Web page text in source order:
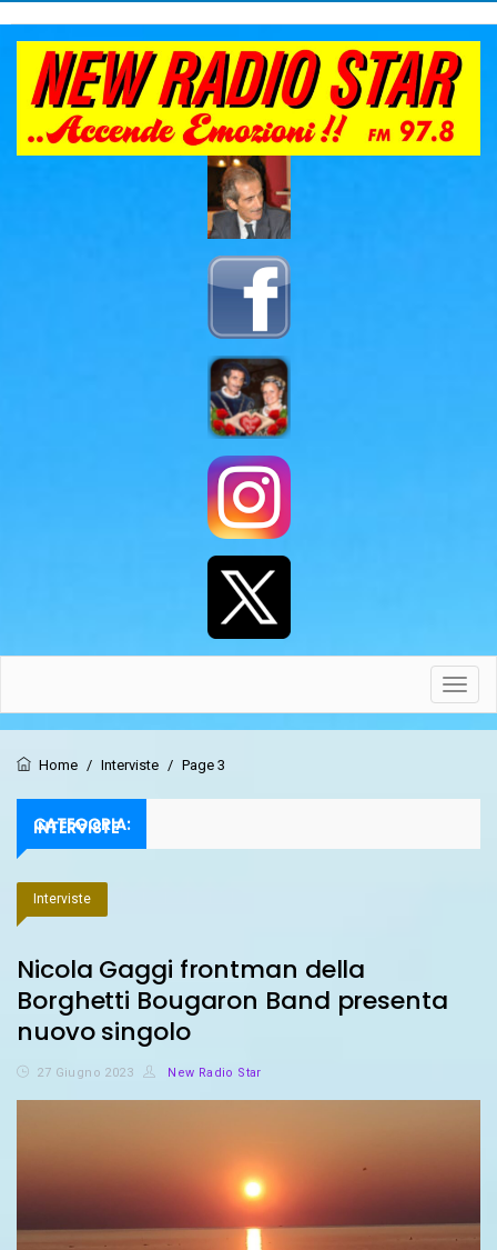
Home / Interviste / Page 3
CATEGORIA:
INTERVISTE
Interviste
Nicola Gaggi frontman della
Borghetti Bougaron Band presenta
nuovo singolo
27 Giugno 2023 New Radio Star